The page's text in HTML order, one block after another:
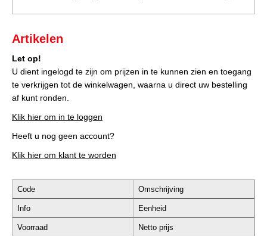
Artikelen
Let op!
U dient ingelogd te zijn om prijzen in te kunnen zien en toegang
te verkrijgen tot de winkelwagen, waarna u direct uw bestelling
af kunt ronden.
Klik hier om in te loggen
Heeft u nog geen account?
Klik hier om klant te worden
Code Omschrijving
Info Eenheid
Voorraad Netto prijs